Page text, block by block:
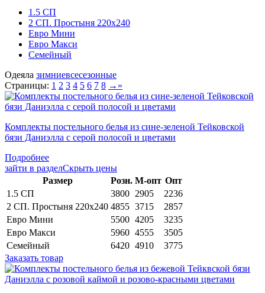
1.5 СП
2 СП. Простыня 220х240
Евро Мини
Евро Макси
Семейный
Одеяла зимниевсесезонные
Страницы: 1 2 3 4 5 6 7 8 → »
Комплекты постельного белья из сине-зеленой Тейковской
бязи Даниэлла с серой полосой и цветами
Подробнее
зайти в разделСкрыть цены
Раз­мер
Розн. М-опт Опт
1.5 СП
3800 2905
2236
2 СП. Простыня 220х240 4855 3715
2857
Евро Мини
5500 4205
3235
Евро Макси
5960 4555
3505
Семейный
6420 4910
3775
Заказать товар